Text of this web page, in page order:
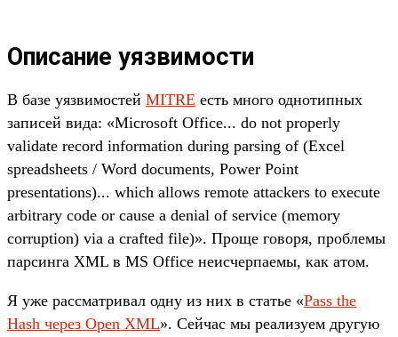
Описание уязвимости
В базе уязвимостей MITRE есть много однотипных
записей вида: «Microsoft Office... do not properly
validate record information during parsing of (Excel
spreadsheets / Word documents, Power Point
presentations)... which allows remote attackers to execute
arbitrary code or cause a denial of service (memory
corruption) via a crafted file)». Проще говоря, проблемы
парсинга XML в MS Office неисчерпаемы, как атом.
Я уже рассматривал одну из них в статье «Pass the
Hash через Open XML». Сейчас мы реализуем другую